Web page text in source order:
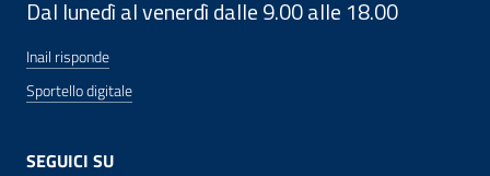
Dal lunedì al venerdì dalle 9.00 alle 18.00
Inail risponde
Sportello digitale
SEGUICI SU